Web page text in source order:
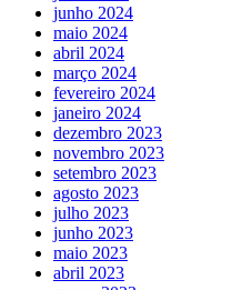
junho 2024
maio 2024
abril 2024
março 2024
fevereiro 2024
janeiro 2024
dezembro 2023
novembro 2023
setembro 2023
agosto 2023
julho 2023
junho 2023
maio 2023
abril 2023